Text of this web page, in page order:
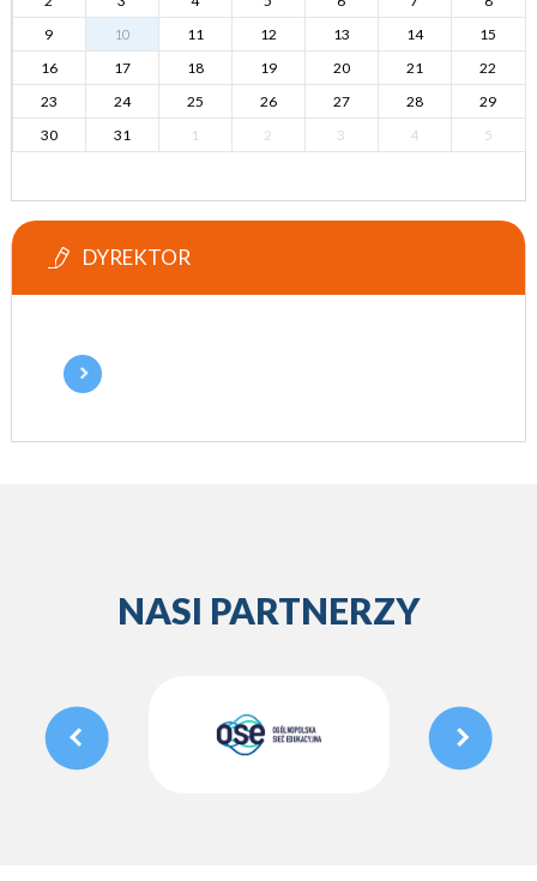
9
10 11 12 13 14
15
16
17 18 19 20 21
22
23
24 25 26 27 28
29
30
31 1 2 3 4 5
DYREKTOR
NASI PARTNERZY